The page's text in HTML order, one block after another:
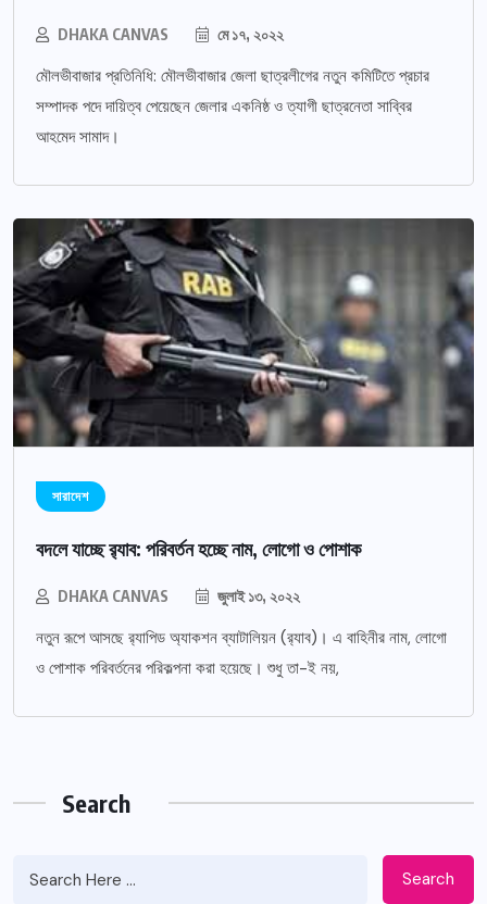
DHAKA CANVAS মে ১৭, ২০২২
মৌলভীবাজার প্রতিনিধি: মৌলভীবাজার জেলা ছাত্রলীগের নতুন কমিটিতে প্রচার
সম্পাদক পদে দায়িত্ব পেয়েছেন জেলার একনিষ্ঠ ও ত্যাগী ছাত্রনেতা সাব্বির
আহমেদ সামাদ।
সারাদেশ
বদলে যাচ্ছে র‌্যাব: পরিবর্তন হচ্ছে নাম, লোগো ও পোশাক
DHAKA CANVAS জুলাই ১৩, ২০২২
নতুন রূপে আসছে র‌্যাপিড অ্যাকশন ব্যাটালিয়ন (র‌্যাব)। এ বাহিনীর নাম, লোগো
ও পোশাক পরিবর্তনের পরিকল্পনা করা হয়েছে। শুধু তা-ই নয়,
Search
Search